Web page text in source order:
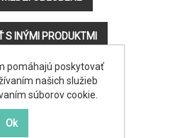
pomáhajú poskytovať
našich služieb
súborov cookie.